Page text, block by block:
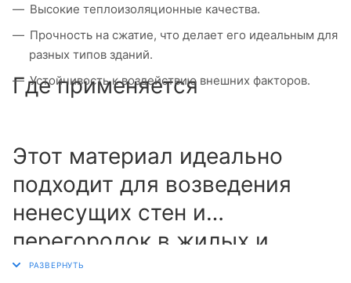
Высокие теплоизоляционные качества.
Прочность на сжатие, что делает его идеальным для
разных типов зданий.
Устойчивость к воздействию внешних факторов.
Где применяется
Этот материал идеально
подходит для возведения
ненесущих стен и
перегородок в жилых и
коммерческих зданиях.